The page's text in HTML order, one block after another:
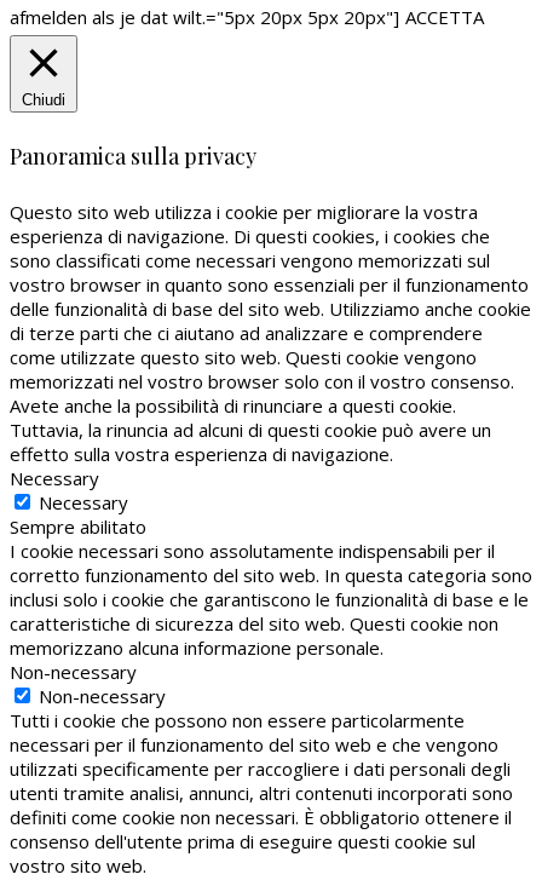
afmelden als je dat wilt.="5px 20px 5px 20px"] ACCETTA
Chiudi
Panoramica sulla privacy
Questo sito web utilizza i cookie per migliorare la vostra
esperienza di navigazione. Di questi cookies, i cookies che
sono classificati come necessari vengono memorizzati sul
vostro browser in quanto sono essenziali per il funzionamento
delle funzionalità di base del sito web. Utilizziamo anche cookie
di terze parti che ci aiutano ad analizzare e comprendere
come utilizzate questo sito web. Questi cookie vengono
memorizzati nel vostro browser solo con il vostro consenso.
Avete anche la possibilità di rinunciare a questi cookie.
Tuttavia, la rinuncia ad alcuni di questi cookie può avere un
effetto sulla vostra esperienza di navigazione.
Necessary
Necessary
Sempre abilitato
I cookie necessari sono assolutamente indispensabili per il
corretto funzionamento del sito web. In questa categoria sono
inclusi solo i cookie che garantiscono le funzionalità di base e le
caratteristiche di sicurezza del sito web. Questi cookie non
memorizzano alcuna informazione personale.
Non-necessary
Non-necessary
Tutti i cookie che possono non essere particolarmente
necessari per il funzionamento del sito web e che vengono
utilizzati specificamente per raccogliere i dati personali degli
utenti tramite analisi, annunci, altri contenuti incorporati sono
definiti come cookie non necessari. È obbligatorio ottenere il
consenso dell'utente prima di eseguire questi cookie sul
vostro sito web.